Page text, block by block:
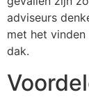
adviseurs
met het
dak.